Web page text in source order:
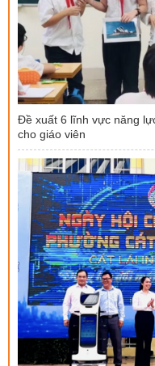
Đề xuất 6 lĩnh vực năng
cho giáo viên